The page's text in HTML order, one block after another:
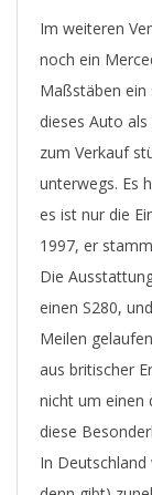
Im weiteren
noch ein
Maßstäben ein
dieses Auto
zum Verkauf
unterwegs. Es
es ist nur die
1997, er
Die
einen S280,
Meilen
aus britischer
nicht um einen
diese
In